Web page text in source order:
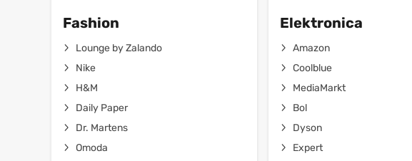
Fashion
Lounge by Zalando
Nike
H&M
Daily Paper
Dr. Martens
Omoda
Elektronica
Amazon
Coolblue
MediaMarkt
Bol
Dyson
Expert